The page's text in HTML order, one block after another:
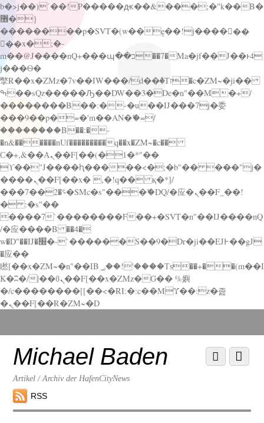
b�>j��)΄��!P�����ԫ��&���;�"k��B�
޶�}
��������p�SVT�(w��ę��!j������
��x�;�-
m��@J����nQ+���պ��כ��7�Ma�jf��J��ͱ4
j���Ѳ�
撆R��x�ZMz�7v��IW���/d��ٞ�Тז�c�ZM~�ji��
ߒ��sQz�����Ԡ��DW��3�De�n"��M�+/
��������B��:�-�u��IJ���7j�委
���9��p�=�'m��AN�ޭ�=/
��������B��:�-
�n&������nUf���������q��x�ZM~�c��
Ϲ�+,&��Ὰܢ��F[��(�1�*"��
ϒ��"J����ԧ�����<�;�b"�� ���"j�
����ܢ��F[��x� ,�!q�� қ�*]/
���؝�2��7�SMc�s"���ޭ�DQ/�应�ܢ��F_��!
� :�s"��
����7`��������F��+�SVT�n"��IJ����nQ
/�应����B ��4�
w�D"��IJ�׭�-`������S��9�Dr�ji��EJ߅��gJ
�应��
矁[��x�ZM~�n"��IB؃��!'����Тѕ��+��(m��I
K�ʭ�/|��ϐܢ��F[��x�ZMz�G�� %嬩
�/c��������[[��<�RI:�:c��MΎ��:z�졾
�ܢ��F[��R�ZM~�D
down
contentMichael Baden
Artikel / Archiv der HafenCityNews
RSS
Menu
Scroll
down